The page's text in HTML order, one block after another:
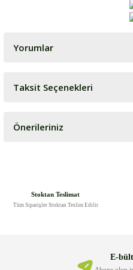
Yorumlar
Bu ürüne ilk
Taksit Seçenekleri
Önerileriniz
Ürün bilgilerinde hatalar bulunuyor.
Stoktan Teslimat
Tüm Siparişler Stoktan Teslim Edilir
E-